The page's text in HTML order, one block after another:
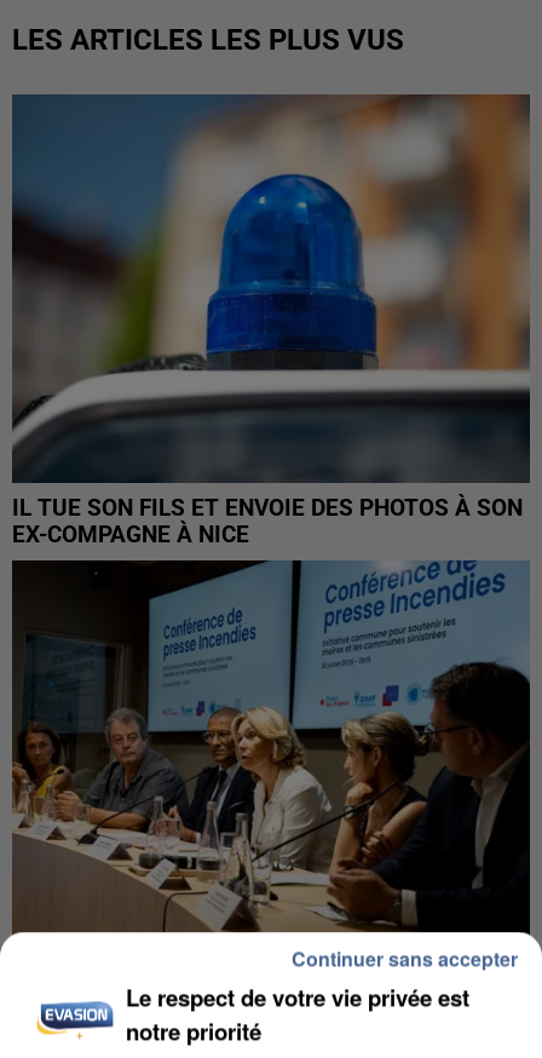
LES ARTICLES LES PLUS VUS
IL TUE SON FILS ET ENVOIE DES PHOTOS À SON
EX-COMPAGNE À NICE
INCENDIES : L’ÎLE-DE-FRANCE LANCE UN ÉLAN
DE SOLIDARITÉ AVEC LES...
Le respect de votre vie privée est
notre priorité
Continuer sans accepter